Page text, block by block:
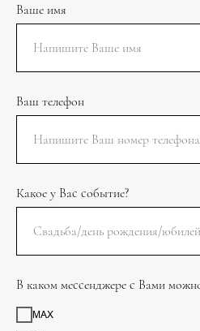
Ваше имя
Ваш телефон
Какое у Вас событие?
В каком мессенджере с Вами
MAX